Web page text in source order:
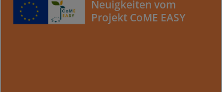
Neuigkeiten vom
Projekt CoME EASY